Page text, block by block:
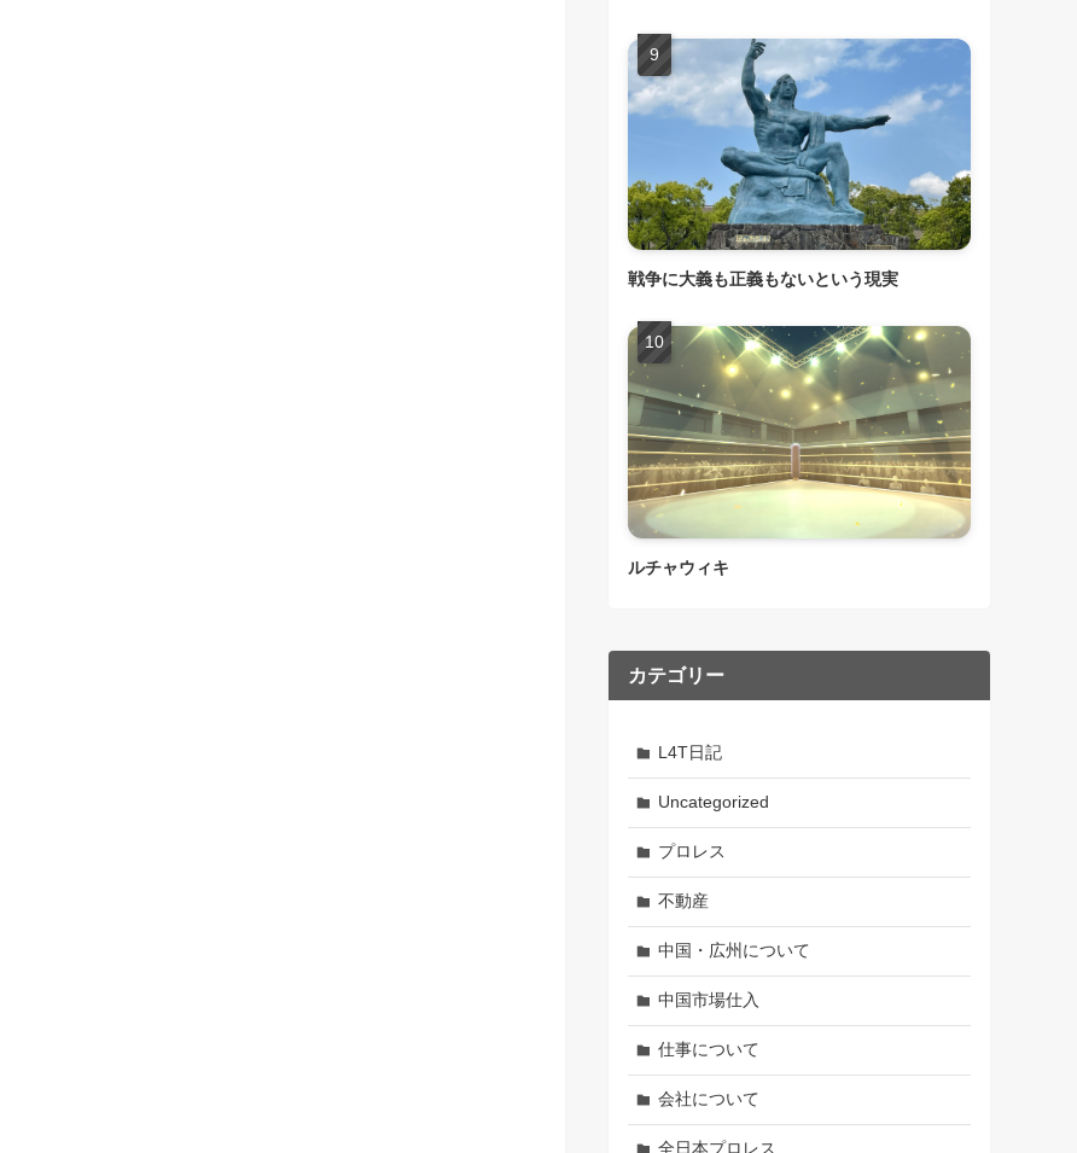
戦争に大義も正義もないという現実
ルチャウィキ
カテゴリー
L4T日記
Uncategorized
プロレス
不動産
中国・広州について
中国市場仕入
仕事について
会社について
全日本プロレス